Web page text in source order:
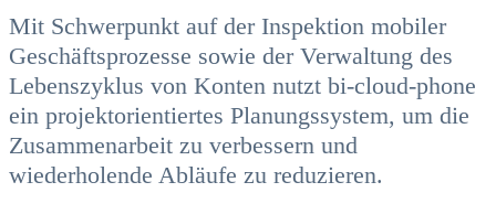
Mit Schwerpunkt auf der Inspektion mobiler
Geschäftsprozesse sowie der Verwaltung des
Lebenszyklus von Konten nutzt bi-cloud-phone
ein projektorientiertes Planungssystem, um die
Zusammenarbeit zu verbessern und
wiederholende Abläufe zu reduzieren.